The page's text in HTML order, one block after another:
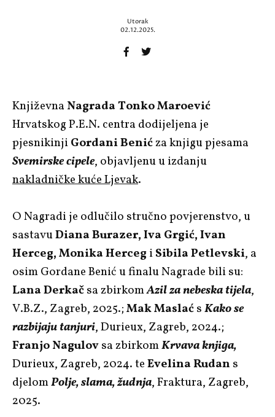
Utorak
02.12.2025.
Književna Nagrada Tonko Maroević
Hrvatskog P.E.N. centra dodijeljena je
pjesnikinjiGordani Benićza knjigu pjesama
Svemirske cipele, objavljenu u izdanju
nakladničke kuće Ljevak.
O Nagradi je odlučilo stručno povjerenstvo, u
sastavuDiana Burazer, Iva Grgić, Ivan
Herceg, Monika Herceg iSibila Petlevski, a
osim Gordane Benić u finalu Nagrade bili su:
Lana Derkačsa zbirkomAzil za nebeska tijela,
V.B.Z., Zagreb, 2025.;Mak MaslaćsKako se
razbijaju tanjuri, Durieux, Zagreb, 2024.;
Franjo Nagulovsa zbirkomKrvava knjiga,
Durieux, Zagreb, 2024. teEvelina Rudan s
djelomPolje, slama, žudnja, Fraktura, Zagreb,
2025.